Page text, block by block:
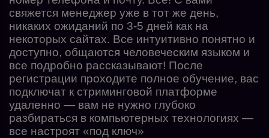
свяжется менеджер уже в тот же день,
никаких ожиданий по 3-5 дней как на
некоторых сайтах. Все интуитивно понятно и
доступно, общаются человеческим языком и
все подробно рассказывают! После
регистрации проходите полное обучение, вас
подключат к стриминговой платформе
удаленно — вам не нужно глубоко
разбираться в компьютерных технологиях —
все настроят «под ключ»